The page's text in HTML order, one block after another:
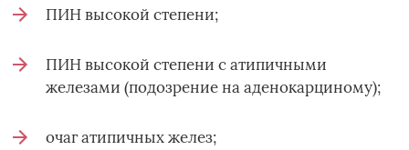
ПИН высокой степени;
ПИН высокой степени с атипичными
железами (подозрение на аденокарциному);
очаг атипичных желез;